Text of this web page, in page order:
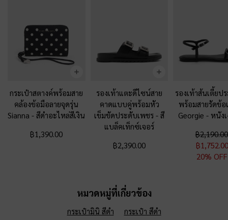
กระเป๋าสตางค์พร้อมสาย
คล้องข้อมือลายจุดรุ่น
Sianna-สีดำอะไหล่สีเงิน
฿1,390.00
รองเท้าแตะดีไซน์สาย
คาดแบบคู่พร้อมหัว
เข็มขัดประดับเพชร-สี
แบล็คเท็กซ์เจอร์
฿2,390.00
รองเท้าส้นเตี้ยป
พร้อมสายรัดข้อ
Georgie - หนัง
฿2,190.00
฿1,752.00
20% OFF
หมวดหมู่ที่เกี่ยวข้อง
กระเป๋ามินิ สีดำ
กระเป๋า สีดำ